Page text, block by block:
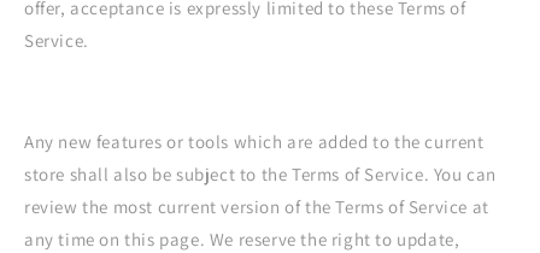
offer, acceptance is expressly limited to these Terms of
Service.
Any new features or tools which are added to the current
store shall also be subject to the Terms of Service. You can
review the most current version of the Terms of Service at
any time on this page. We reserve the right to update,